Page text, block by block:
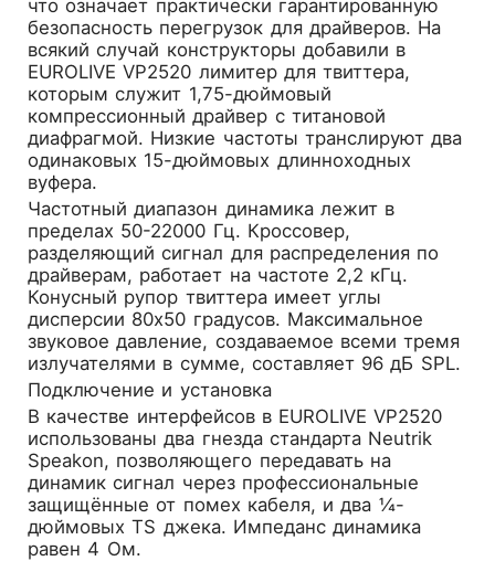
что означает практически гарантированную
безопасность перегрузок для драйверов. На
всякий случай конструкторы добавили в
EUROLIVE VP2520 лимитер для твиттера,
которым служит 1,75-дюймовый
компрессионный драйвер с титановой
диафрагмой. Низкие частоты транслируют два
одинаковых 15-дюймовых длинноходных
вуфера.
Частотный диапазон динамика лежит в
пределах 50-22000 Гц. Кроссовер,
разделяющий сигнал для распределения по
драйверам, работает на частоте 2,2 кГц.
Конусный рупор твиттера имеет углы
дисперсии 80х50 градусов. Максимальное
звуковое давление, создаваемое всеми тремя
излучателями в сумме, составляет 96 дБ SPL.
Подключение и установка
В качестве интерфейсов в EUROLIVE VP2520
использованы два гнезда стандарта Neutrik
Speakon, позволяющего передавать на
динамик сигнал через профессиональные
защищённые от помех кабеля, и два ¼-
дюймовых TS джека. Импеданс динамика
равен 4 Ом.